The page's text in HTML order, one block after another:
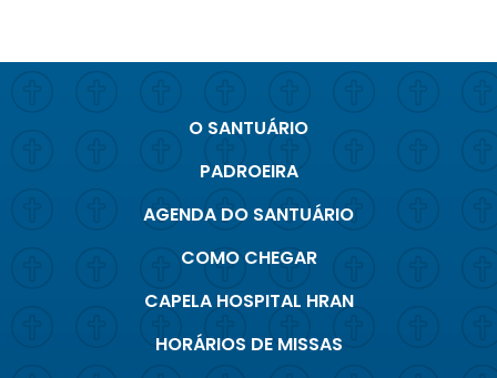
O SANTUÁRIO
PADROEIRA
AGENDA DO SANTUÁRIO
COMO CHEGAR
CAPELA HOSPITAL HRAN
HORÁRIOS DE MISSAS